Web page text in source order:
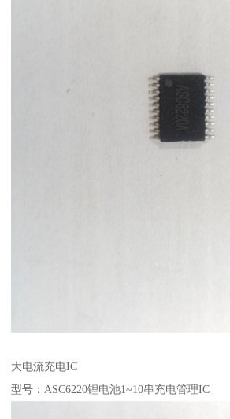
大电流充电IC
型号：ASC6220锂电池1~10串充电管理IC